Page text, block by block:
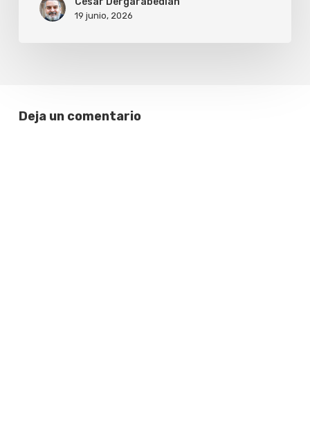
esfuerzo
capacitados
19 junio, 2026
Deja un comentario